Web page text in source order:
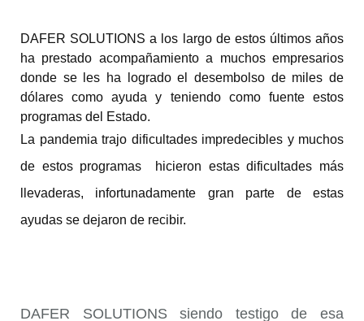
DAFER SOLUTIONS a los largo de estos últimos años
ha prestado acompañamiento a muchos empresarios
donde se les ha logrado el desembolso de miles de
dólares como ayuda y teniendo como fuente estos
programas del Estado.
La pandemia trajo dificultades impredecibles y muchos
de estos programas  hicieron estas dificultades más
llevaderas, infortunadamente gran parte de estas
ayudas se dejaron de recibir.
DAFER SOLUTIONS siendo testigo de esa